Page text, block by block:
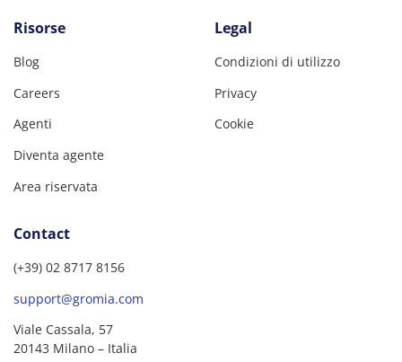
Risorse
Blog
Careers
Agenti
Diventa agente
Area riservata
Legal
Condizioni di utilizzo
Privacy
Cookie
Contact
(+39) 02 8717 8156
support@gromia.com
Viale Cassala, 57
20143 Milano – Italia